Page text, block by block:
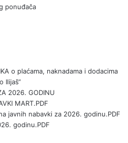
ponuđača
o plaćama, naknadama i dodacima
Ilijaš“
2026. GODINU
MART.PDF
javnih nabavki za 2026. godinu.PDF
godinu.PDF